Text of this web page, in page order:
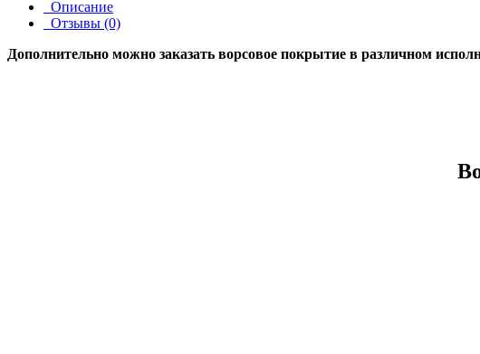
Описание
Отзывы (0)
Дополнительно можно заказать ворсовое покрытие в различном